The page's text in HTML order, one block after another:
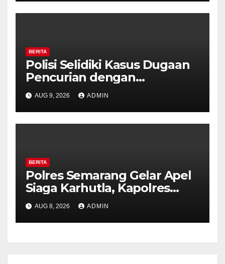
BERITA
Polisi Selidiki Kasus Dugaan
Pencurian dengan
Kekerasan di Counter HP
Royal Phone Ambarawa.
AUG 9, 2026 ADMIN
BERITA
Polres Semarang Gelar Apel
Siaga Karhutla, Kapolres
Tekankan Sinergi dan
Kesiapsiagaan Hadapi Musim
Kemarau.
AUG 8, 2026 ADMIN